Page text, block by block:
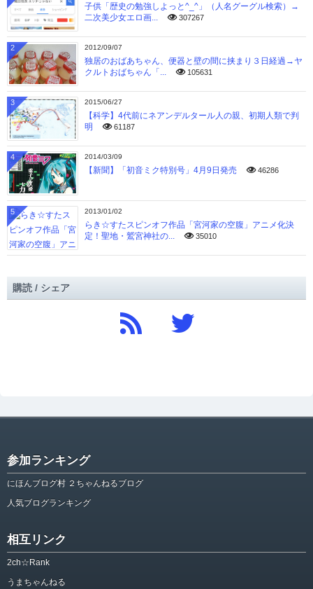
子供「歴史の勉強しよっと^_^」（人名グーグル検索）→
二次美少女エロ画...
307267
2012/09/07
独居のおばあちゃん、便器と壁の間に挟まり３日経過→ヤ
クルトおばちゃん「...
105631
2
2015/06/27
【科学】4代前にネアンデルタール人の親、初期人類で判
明
61187
3
2014/03/09
【新聞】「初音ミク特別号」4月9日発売 46286
4
2013/01/02
らき☆すたスピンオフ作品「宮河家の空腹」アニメ化決
定！聖地・鷲宮神社の...
35010
5
購読 / シェア
参加ランキング
にほんブログ村 ２ちゃんねるブログ
人気ブログランキング
相互リンク
2ch☆Rank
うまちゃんねる